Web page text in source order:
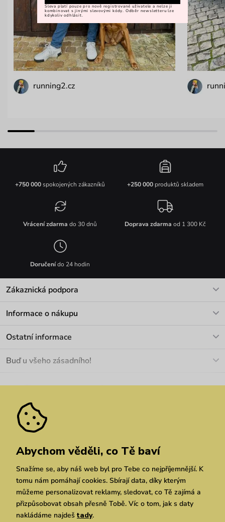
running2.cz
+750 000spokojených zákazníků +250 000produktů skladem
Vrácení zdarma do 30 dnů Doprava zdarma od 1 300 Kč
Doručenído 24 hodin
Zákaznická podpora
Informace o nákupu
Materiály a údržba
Pozáruční opravy
Ostatní informace
Velkoobchod
We Care
Dárkové poukazy
Vuchlook
Prodejny
Praha Brno Chrudim
Buď u všeho zásadního!
Zásady ochrany osobních údajů
Abychom věděli, co Tě baví
Snažíme se, aby náš web byl pro Tebe co nejpříjemnější. K
tomu nám pomáhají cookies. Sbírají data, díky kterým
můžeme personalizovat reklamy, sledovat, co Tě zajímá a
přizpůsobovat obsah přesně Tobě. Víc o tom, jak s daty
nakládáme najdeš tady.
Sleva platí pouze pro nově registrované uživatele a nelze ji
kombinovat s jinými slevovými kódy. Odběr newsletteru lze
kdykoliv odhlásit.